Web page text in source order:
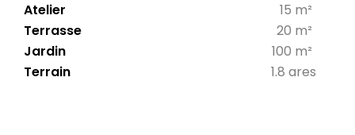
Atelier
15 m²
Terrasse
20 m²
Jardin
100 m²
Terrain
1.8 ares